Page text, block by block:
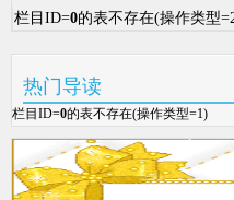
栏目ID=0的表不存在(操作类型
热门导读
栏目ID=0的表不存在(操作类型=1)